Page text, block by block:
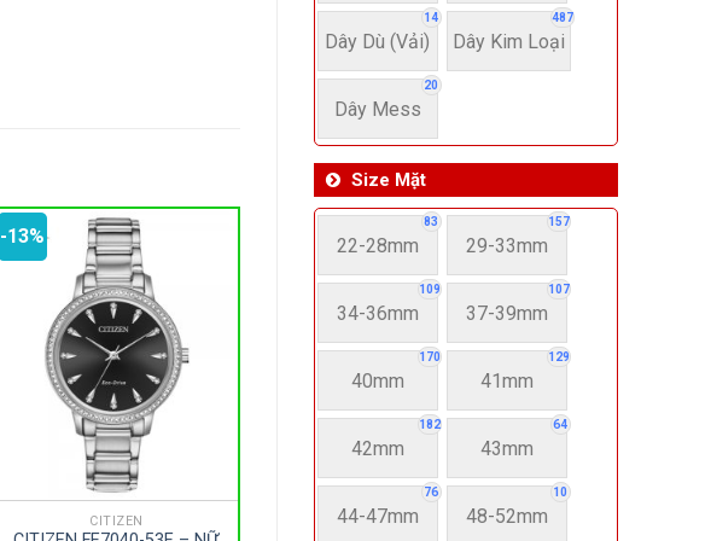
14
Dây Dù (Vải)
487
Dây Kim Loại
20
Dây Mess
Size Mặt
83
22-28mm
157
29-33mm
109
34-36mm
107
37-39mm
170
40mm
129
41mm
182
42mm
64
43mm
76
44-47mm
10
48-52mm
-13%
CITIZEN